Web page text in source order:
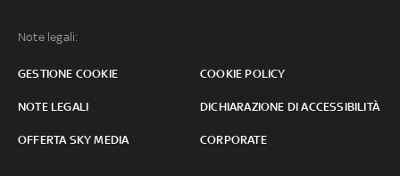
Note legali:
GESTIONE COOKIE COOKIE POLICY
NOTE LEGALI DICHIARAZIONE DI ACCESSIBILITÀ
OFFERTA SKY MEDIA CORPORATE